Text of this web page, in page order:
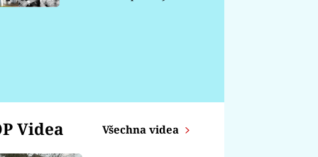
Videa Všechna videa